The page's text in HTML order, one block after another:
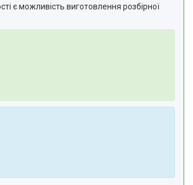
є можливість виготовлення розбірної